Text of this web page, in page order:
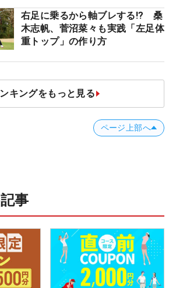
右足に乗るから軸ブレする!? 桑
木志帆、菅沼菜々も実践「左足体
重トップ」の作り方
キングをもっと見る
ページ上部へ
事